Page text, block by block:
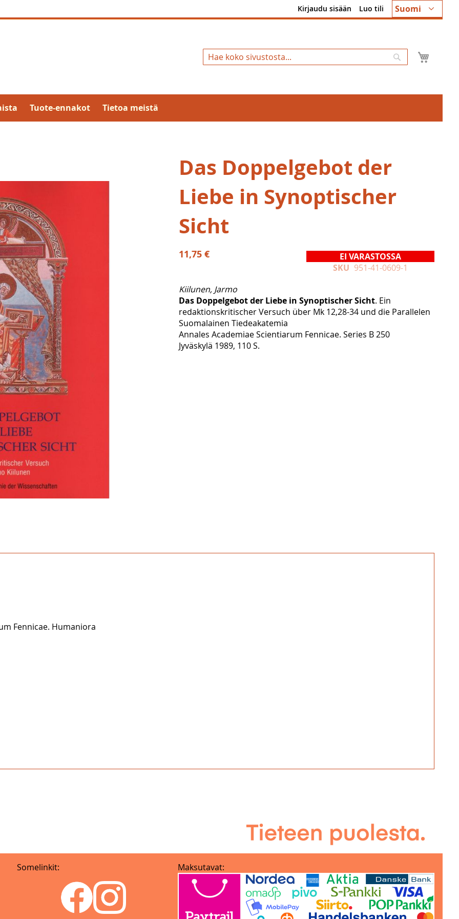
Kieli
Suomi
Kirjaudu sisään Luo tili
Hae
Tuote-ennakot Tietoa meistä
Das Doppelgebot der
Liebe in Synoptischer
Sicht
11,75 €
EI VARASTOSSA
SKU 951-41-0609-1
Kiilunen, Jarmo
Das Doppelgebot der Liebe in Synoptischer Sicht. Ein
redaktionskritischer Versuch über Mk 12,28-34 und die Parallelen
Suomalainen Tiedeakatemia
Annales Academiae Scientiarum Fennicae. Series B 250
Jyväskylä 1989, 110 S.
Fennicae. Humaniora
Somelinkit: Maksutavat: